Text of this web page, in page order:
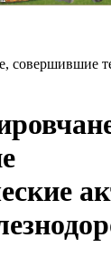
совершившие